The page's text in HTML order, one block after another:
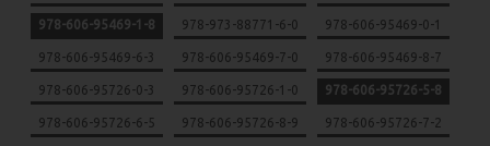
978-606-95469-1-8 978-973-88771-6-0 978-606-95469-0-1
978-606-95469-6-3 978-606-95469-7-0 978-606-95469-8-7
978-606-95726-0-3 978-606-95726-1-0 978-606-95726-5-8
978-606-95726-6-5 978-606-95726-8-9 978-606-95726-7-2